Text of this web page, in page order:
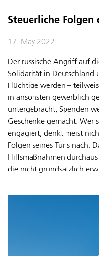
Steuerliche Folgen
17. May 2022
Der russische Angriff auf
Solidarität in Deutschland
Flüchtige werden –
in ansonsten gewerblich
untergebracht, Spenden
Geschenke gemacht. Wer
engagiert, denkt meist
Folgen seines Tuns nach.
Hilfsmaßnahmen
die nicht grundsätzlich